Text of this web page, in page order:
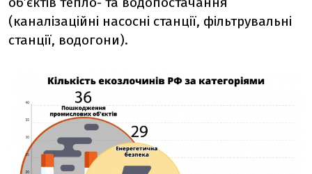
(каналізаційні насосні станції, фільтрувальні
станції, водогони).